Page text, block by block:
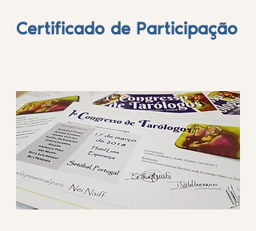
Certificado de Participação